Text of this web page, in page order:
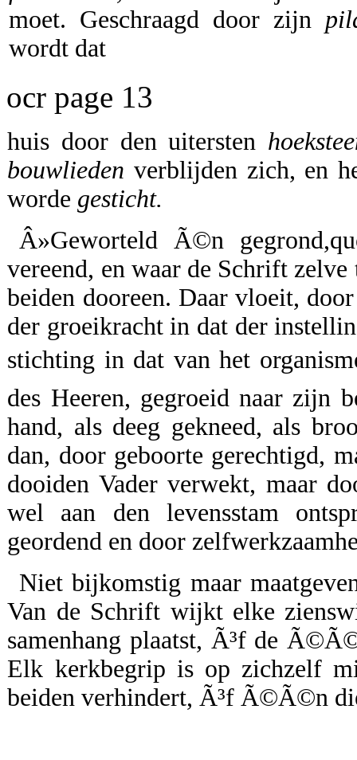
moet. Geschraagd door zijn
wordt dat
ocr page 13
huis door den uitersten
bouwlieden verblijden zich, en
worde gesticht.
Â»Geworteld Ã©n
vereend, en waar de Schrift
beiden dooreen. Daar vloeit,
der groeikracht in dat der
stichting in dat van het
des Heeren, gegroeid naar zijn
hand, als deeg gekneed, als
dan, door geboorte gerechtigd,
dooiden Vader verwekt, maar
wel aan den levensstam
geordend en door
Niet bijkomstig maar
Van de Schrift wijkt elke
samenhang plaatst, Ã³f de
Elk kerkbegrip is op zichzelf
beiden verhindert, Ã³f Ã©Ã©n